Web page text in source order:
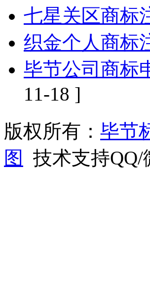
七星关区商标
织金个人商标
毕节公司商标
11-18 ]
版权所有： 毕节
图
技术支持QQ/